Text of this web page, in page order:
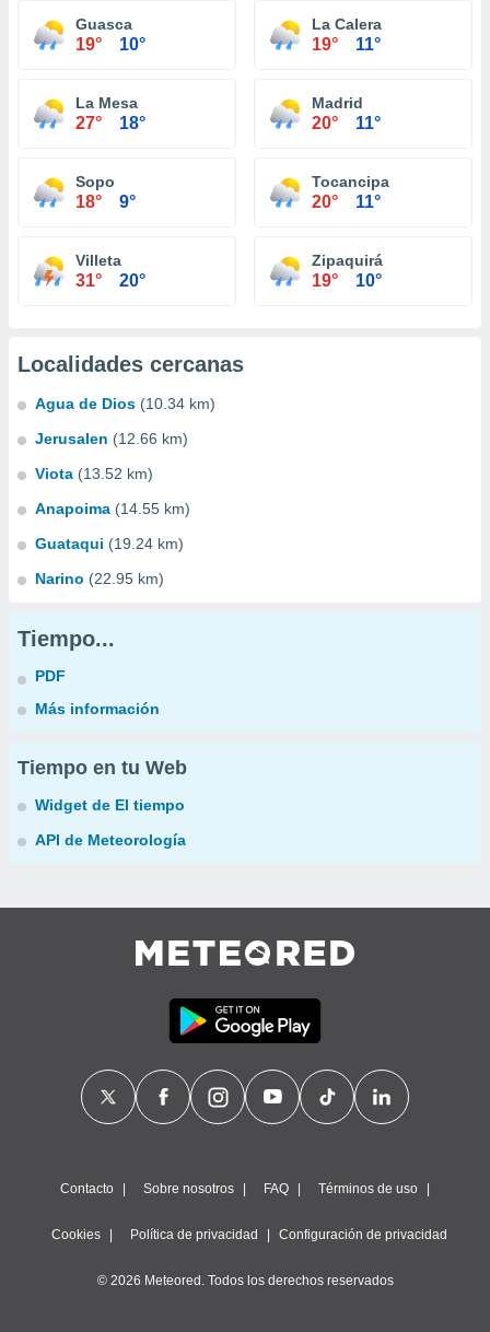
Guasca
19° 10°
La Calera
19° 11°
La Mesa
27° 18°
Madrid
20° 11°
Sopo
18° 9°
Tocancipa
20° 11°
Villeta
31° 20°
Zipaquirá
19° 10°
Localidades cercanas
Agua de Dios (10.34 km)
Jerusalen (12.66 km)
Viota (13.52 km)
Anapoima (14.55 km)
Guataqui (19.24 km)
Narino (22.95 km)
Tiempo...
PDF
Más información
Tiempo en tu Web
Widget de El tiempo
API de Meteorología
Contacto Sobre nosotros FAQ Términos de uso
Cookies Política de privacidad Configuración de privacidad
© 2026 Meteored. Todos los derechos reservados